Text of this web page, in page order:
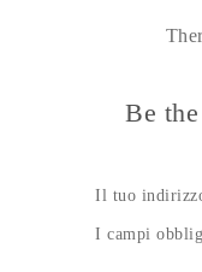
Be
Il tuo
I campi